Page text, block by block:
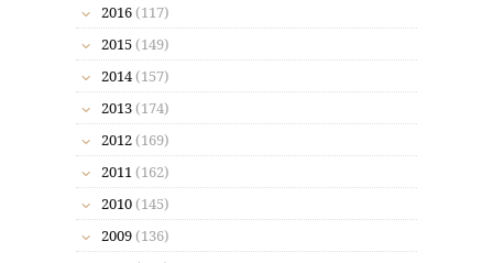
2016 (117)
2015 (149)
2014 (157)
2013 (174)
2012 (169)
2011 (162)
2010 (145)
2009 (136)